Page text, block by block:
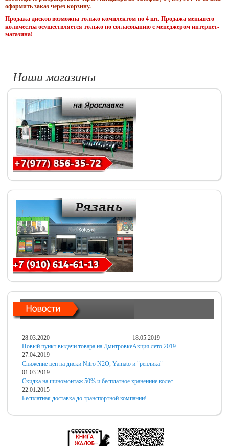
оформить заказ через корзину.
Продажа дисков возможна только комплектом по 4 шт. Продажа меньшего
количества осуществляется только по согласованию с менеджером интернет-
магазина!
Наши магазины
28.03.2020
Новый пункт выдачи товара на Дмитровке
18.05.2019
Акция лето 2019
27.04.2019
Снижение цен на диски Nitro N2O, Yamato и "реплика"
01.03.2019
Скидка на шиномонтаж 50% и бесплатное хранениие колес
22.01.2015
Бесплатная доставка до транспортной компании!